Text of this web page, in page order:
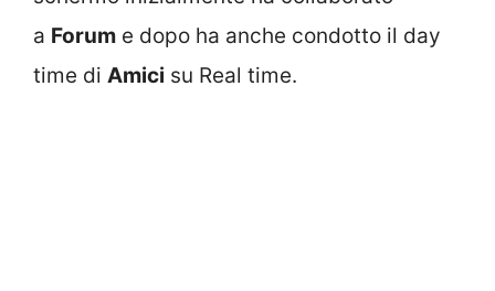
a Forum e dopo ha anche condotto il day
time di Amici su Real time.